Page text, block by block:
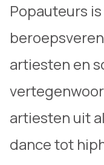
Popauteurs
artiesten en
artiesten uit
dance tot